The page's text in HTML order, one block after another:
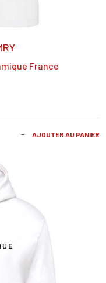
France
AJOUTER AU PANIER